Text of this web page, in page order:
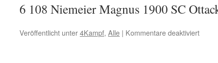
6 108 Niemeier Magnus 1900 SC
Veröffentlicht unter4Kampf, Alle | Kommentare deaktiviertfür